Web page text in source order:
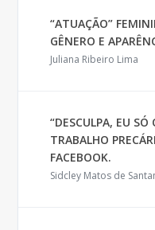
“ATUAÇÃO”
GÊNERO E
Juliana Ribeiro Lima
“DESCULPA, EU
TRABALHO
FACEBOOK.
Sidcley Matos de